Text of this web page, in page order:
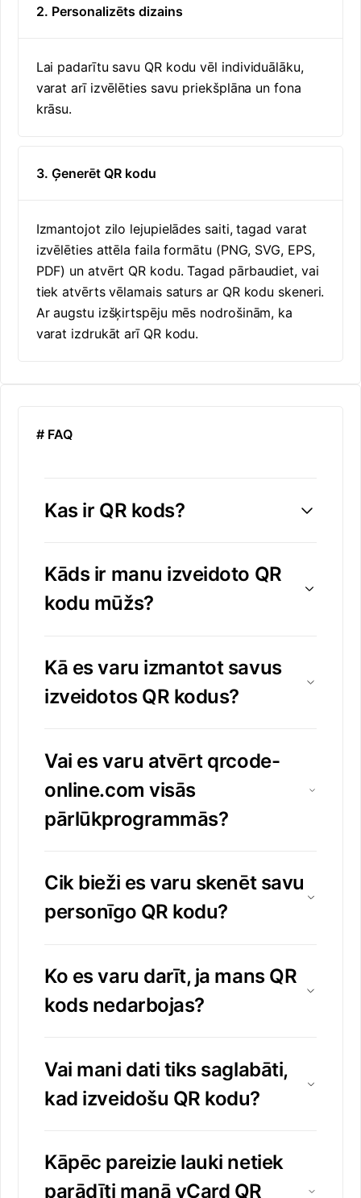
2. Personalizēts dizains
Lai padarītu savu QR kodu vēl individuālāku,
varat arī izvēlēties savu priekšplāna un fona
krāsu.
3. Ģenerēt QR kodu
Izmantojot zilo lejupielādes saiti, tagad varat
izvēlēties attēla faila formātu (PNG, SVG, EPS,
PDF) un atvērt QR kodu. Tagad pārbaudiet, vai
tiek atvērts vēlamais saturs ar QR kodu skeneri.
Ar augstu izšķirtspēju mēs nodrošinām, ka
varat izdrukāt arī QR kodu.
# FAQ
Kas ir QR kods?
Kāds ir manu izveidoto QR
kodu mūžs?
Kā es varu izmantot savus
izveidotos QR kodus?
Vai es varu atvērt qrcode-
online.com visās
pārlūkprogrammās?
Cik bieži es varu skenēt savu
personīgo QR kodu?
Ko es varu darīt, ja mans QR
kods nedarbojas?
Vai mani dati tiks saglabāti,
kad izveidošu QR kodu?
Kāpēc pareizie lauki netiek
parādīti manā vCard QR